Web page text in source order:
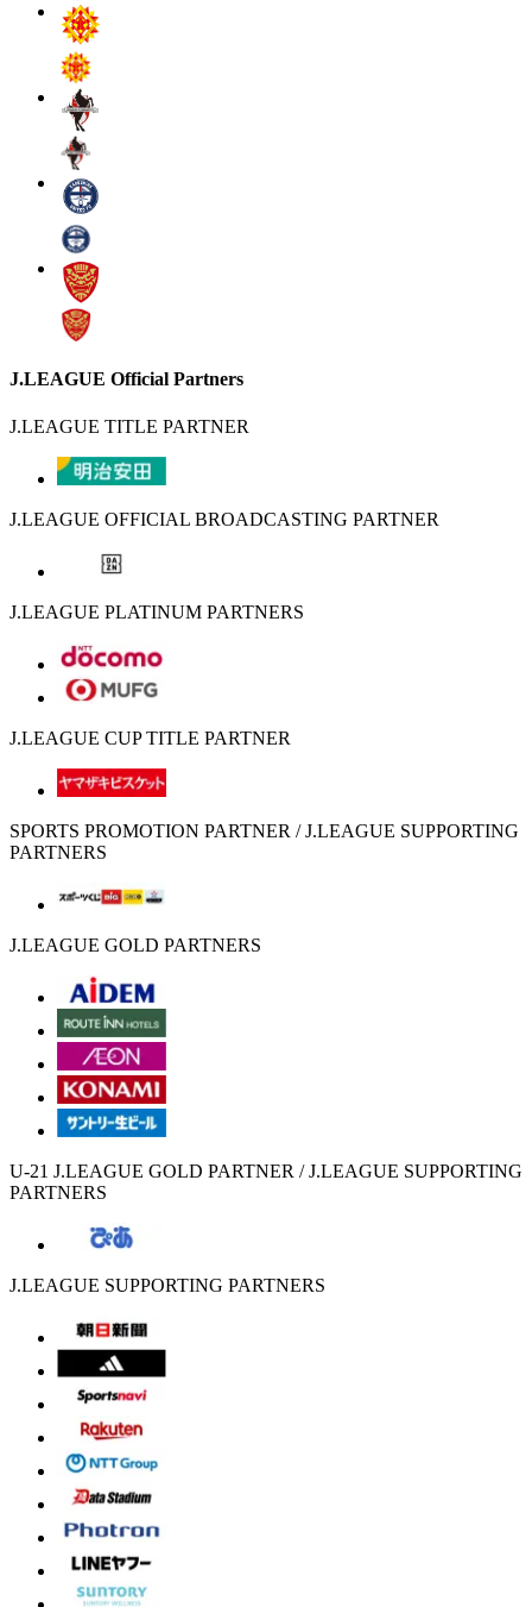
J.LEAGUE Official Partners
J.LEAGUE TITLE PARTNER
J.LEAGUE OFFICIAL BROADCASTING PARTNER
J.LEAGUE PLATINUM PARTNERS
J.LEAGUE CUP TITLE PARTNER
SPORTS PROMOTION PARTNER / J.LEAGUE SUPPORTING
PARTNERS
J.LEAGUE GOLD PARTNERS
U-21 J.LEAGUE GOLD PARTNER / J.LEAGUE SUPPORTING
PARTNERS
J.LEAGUE SUPPORTING PARTNERS